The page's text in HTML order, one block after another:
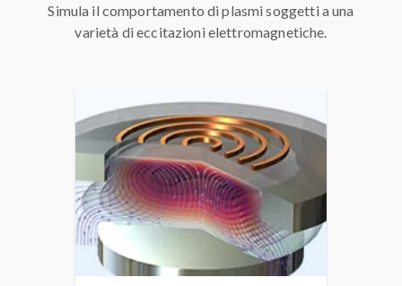
Simula il comportamento di plasmi soggetti a una
varietà di eccitazioni elettromagnetiche.